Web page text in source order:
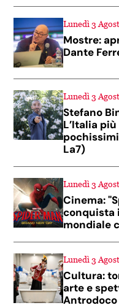
Lunedì 3
Mostre:
Dante
Lunedì 3
Stefano
L’Italia
La7)
Lunedì 3
Cinema:
conquista
mondiale
Lunedì 3
Cultura:
arte e